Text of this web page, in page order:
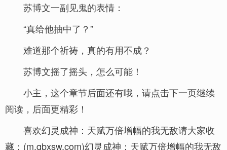
苏博文一副见鬼的表情：
“真给他抽中了？”
难道那个祈祷，真的有用不成？
苏博文摇了摇头，怎么可能！
小主，这个章节后面还有哦，请点击下一页继续
阅读，后面更精彩！
喜欢幻灵成神：天赋万倍增幅的我无敌请大家收
藏：(m.qbxsw.com)幻灵成神：天赋万倍增幅的我无敌